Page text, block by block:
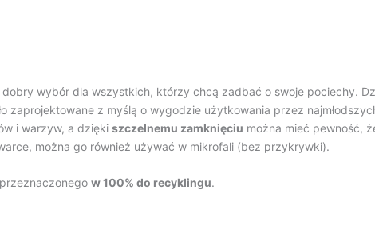
wybór dla wszystkich, którzy chcą zadbać o swoje pociechy.
zaprojektowane z myślą o wygodzie użytkowania przez
i warzyw, a dzięki szczelnemu zamknięciu można mieć pewność,
można go również używać w mikrofali (bez przykrywki).
w 100% do recyklingu.